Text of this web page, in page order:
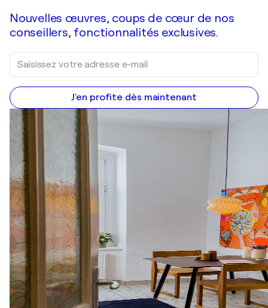
Nouvelles œuvres, coups de cœur de nos
conseillers, fonctionnalités exclusives.
J'en profite dès maintenant